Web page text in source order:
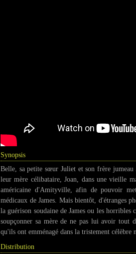
Synopsis
Belle, sa petite sœur Juliet et son frère jumeau
leur mère célibataire, Joan, dans une vieille
américaine d'Amityville, afin de pouvoir
médicaux de James. Mais bientôt, d'étranges
la guérison soudaine de James ou les horribles
soupçonner sa mère de ne pas lui avoir tout
qu'ils ont emménagé dans la tristement
Distribution